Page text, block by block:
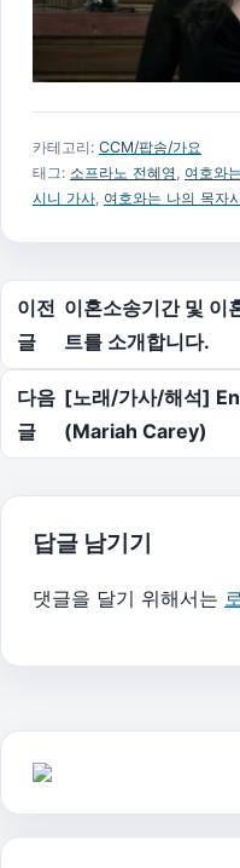
카테고리: CCM/팝송/가요
태그: 소프라노 전혜영, 여호와
시니 가사, 여호와는 나의 목자
글 탐색
이전
글
이혼소송기간 및 이
트를 소개합니다.
다음
글
[노래/가사/해석]
(Mariah Carey)
답글 남기기
댓글을 달기 위해서는